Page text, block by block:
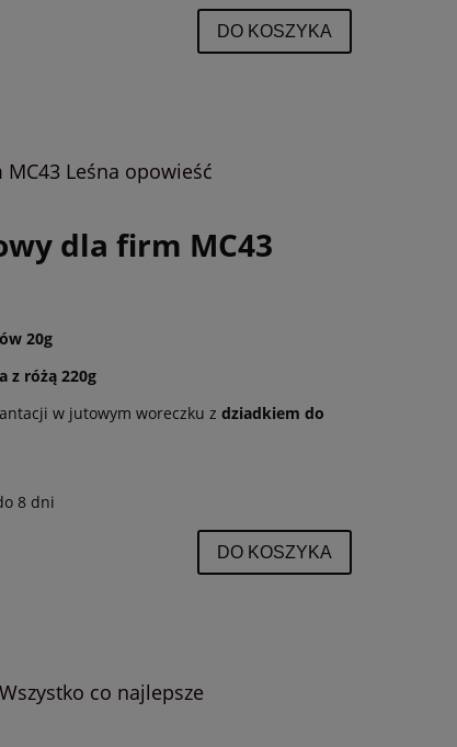
DO KOSZYKA
Leśna opowieść
dla firm MC43
20g
z różą 220g
w jutowym woreczku zdziadkiem do
8 dni
DO KOSZYKA
co najlepsze